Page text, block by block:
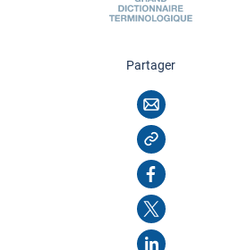
Partagercette page
Courriel
Copier l'adresse
Facebook
X
LinkedIn